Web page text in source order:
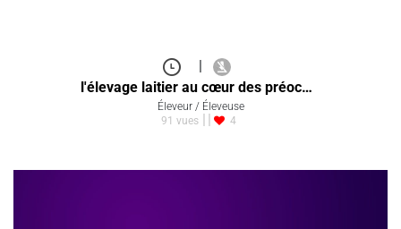
|
l'élevage laitier au cœur des préoc…
Éleveur / Éleveuse
91 vues
4